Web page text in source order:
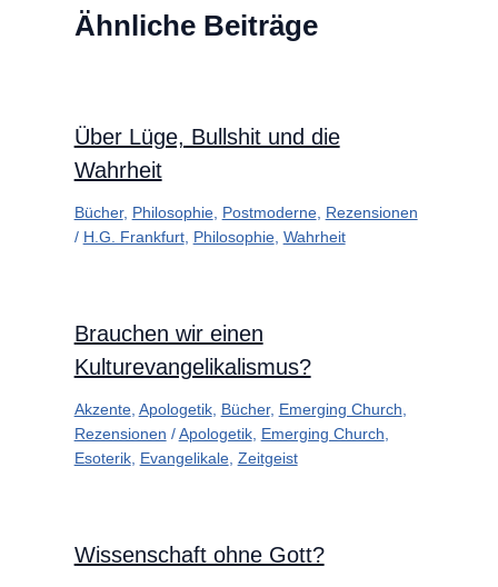
Ähnliche Beiträge
Über Lüge, Bullshit und die
Wahrheit
Bücher, Philosophie, Postmoderne, Rezensionen
/ H.G. Frankfurt, Philosophie, Wahrheit
Brauchen wir einen
Kulturevangelikalismus?
Akzente, Apologetik, Bücher, Emerging Church
Rezensionen /Apologetik, Emerging Church
Esoterik, Evangelikale, Zeitgeist
Wissenschaft ohne Gott?